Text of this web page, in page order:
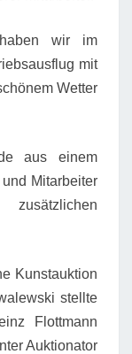
wir im
mit
Wetter
aus einem
Mitarbeiter
Kunstauktion
stellte
Flottmann
Auktionator